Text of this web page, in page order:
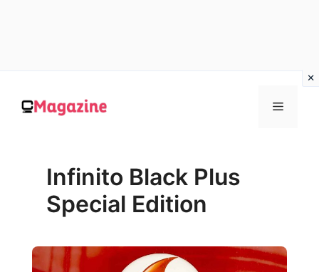
contenuto
MENU
Infinito Black Plus
Special Edition